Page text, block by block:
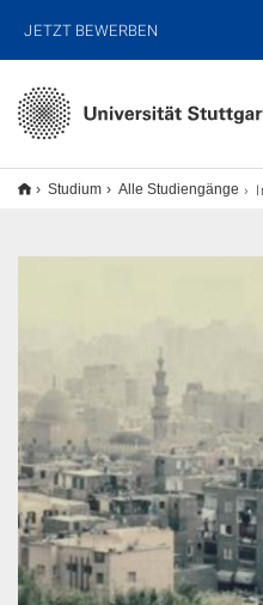
JETZT BEWERBEN
Studium Alle Studiengänge